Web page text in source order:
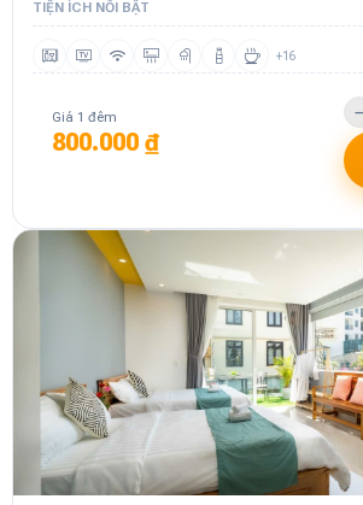
TIỆN ÍCH NỔI BẬT
+16
Giá 1 đêm
800.000 ₫